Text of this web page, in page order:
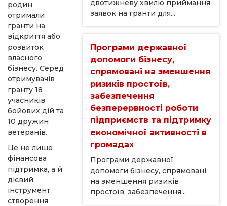
родин
отримали
гранти на
відкриття або
розвиток
власного
бізнесу. Серед
отримувачів
гранту 18
учасників
бойових дій та
10 дружин
ветеранів.
Це не лише
фінансова
підтримка, а й
дієвий
інструмент
створення
двотижневу хвилю приймання
заявок на гранти для...
Програми державної
допомоги бізнесу,
спрямовані на зменшення
ризиків простоїв,
забезпечення
безперервності роботи
підприємств та підтримку
економічної активності в
громадах
Програми державної
допомоги бізнесу, спрямовані
на зменшення ризиків
простоїв, забезпечення...